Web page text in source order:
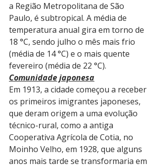
a Região Metropolitana de São
Paulo, é subtropical. A média de
temperatura anual gira em torno de
18 °C, sendo julho o mês mais frio
(média de 14 °C) e o mais quente
fevereiro (média de 22 °C).
Comunidade japonesa
Em 1913, a cidade começou a receber
os primeiros imigrantes japoneses,
que deram origem a uma evolução
técnico-rural, como a antiga
Cooperativa Agrícola de Cotia, no
Moinho Velho, em 1928, que alguns
anos mais tarde se transformaria em